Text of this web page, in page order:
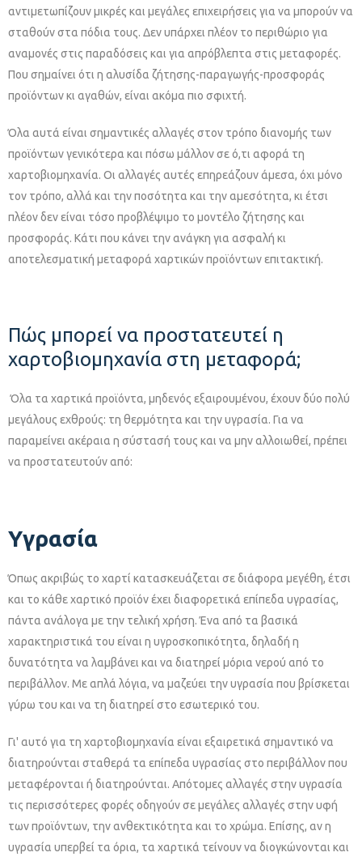
αντιμετωπίζουν μικρές και μεγάλες επιχειρήσεις για να μπορούν να
σταθούν στα πόδια τους. Δεν υπάρχει πλέον το περιθώριο για
αναμονές στις παραδόσεις και για απρόβλεπτα στις μεταφορές.
Που σημαίνει ότι η αλυσίδα ζήτησης-παραγωγής-προσφοράς
προϊόντων κι αγαθών, είναι ακόμα πιο σφιχτή.
Όλα αυτά είναι σημαντικές αλλαγές στον τρόπο διανομής των
προϊόντων γενικότερα και πόσω μάλλον σε ό,τι αφορά τη
χαρτοβιομηχανία. Οι αλλαγές αυτές επηρεάζουν άμεσα, όχι μόνο
τον τρόπο, αλλά και την ποσότητα και την αμεσότητα, κι έτσι
πλέον δεν είναι τόσο προβλέψιμο το μοντέλο ζήτησης και
προσφοράς. Κάτι που κάνει την ανάγκη για ασφαλή κι
αποτελεσματική μεταφορά χαρτικών προϊόντων επιτακτική.
Πώς μπορεί να προστατευτεί η
χαρτοβιομηχανία στη μεταφορά;
Όλα τα χαρτικά προϊόντα, μηδενός εξαιρουμένου, έχουν δύο πολύ
μεγάλους εχθρούς: τη θερμότητα και την υγρασία. Για να
παραμείνει ακέραια η σύστασή τους και να μην αλλοιωθεί, πρέπει
να προστατευτούν από:
Υγρασία
Όπως ακριβώς το χαρτί κατασκευάζεται σε διάφορα μεγέθη, έτσι
και το κάθε χαρτικό προϊόν έχει διαφορετικά επίπεδα υγρασίας,
πάντα ανάλογα με την τελική χρήση. Ένα από τα βασικά
χαρακτηριστικά του είναι η υγροσκοπικότητα, δηλαδή η
δυνατότητα να λαμβάνει και να διατηρεί μόρια νερού από το
περιβάλλον. Με απλά λόγια, να μαζεύει την υγρασία που βρίσκεται
γύρω του και να τη διατηρεί στο εσωτερικό του.
Γι' αυτό για τη χαρτοβιομηχανία είναι εξαιρετικά σημαντικό να
διατηρούνται σταθερά τα επίπεδα υγρασίας στο περιβάλλον που
μεταφέρονται ή διατηρούνται. Απότομες αλλαγές στην υγρασία
τις περισσότερες φορές οδηγούν σε μεγάλες αλλαγές στην υφή
των προϊόντων, την ανθεκτικότητα και το χρώμα. Επίσης, αν η
υγρασία υπερβεί τα όρια, τα χαρτικά τείνουν να διογκώνονται και